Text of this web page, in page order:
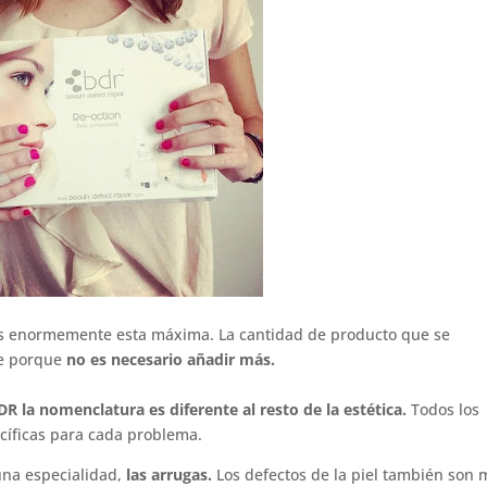
enormemente esta máxima. La cantidad de producto que se
porque no es necesario añadir más.
la nomenclatura es diferente al resto de la estética. Todos los
para cada problema.
especialidad, las arrugas. Los defectos de la piel también son